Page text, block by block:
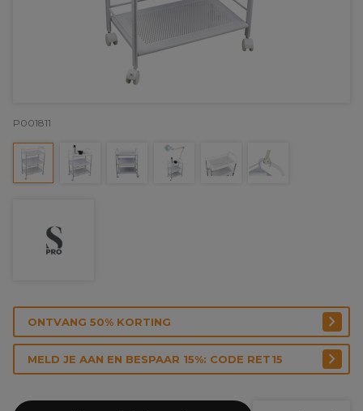
P001811
ONTVANG 50% KORTING
MELD JE AAN EN BESPAAR 15%: CODE RET15